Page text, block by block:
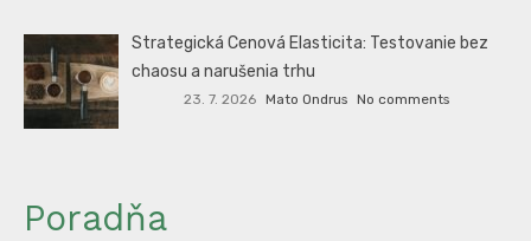
Strategická Cenová Elasticita: Testovanie bez
chaosu a narušenia trhu
23. 7. 2026 Mato Ondrus No comments
Poradňa